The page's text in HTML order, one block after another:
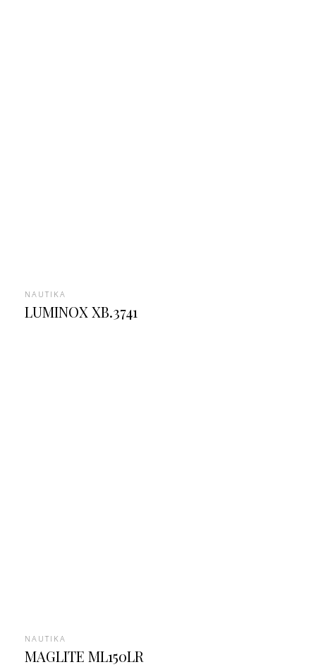
NAUTIKA
LUMINOX XB.3741
NAUTIKA
MAGLITE ML150LR